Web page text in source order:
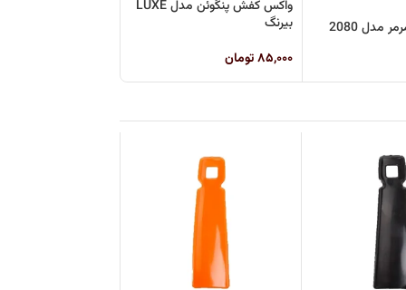
واکس کفش مرمر مدل 2080
واکس کفش پنگوئن مدل LUXE
بیرنگ
۸۵,۰۰۰تومان